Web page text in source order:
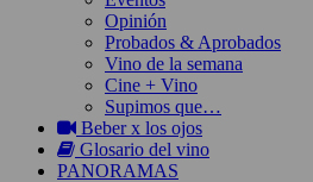
Opinión
Probados & Aprobados
Vino de la semana
Cine + Vino
Supimos que…
Beber x los ojos
Glosario del vino
PANORAMAS